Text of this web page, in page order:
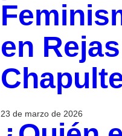
en
23 de marzo de 2026